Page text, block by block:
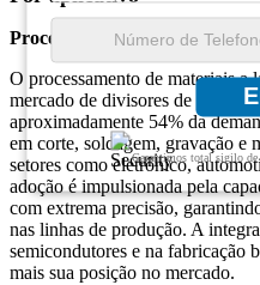
Garantimos total sigilo de
Processamento de materiais a
O processamento de materiais a
mercado de divisores de feixe
aproximadamente 54% da
em corte, soldagem, gravação e
setores como eletrônico,
adoção é impulsionada pela
com extrema precisão,
nas linhas de produção. A
semicondutores e na fabricação
mais sua posição no mercado.